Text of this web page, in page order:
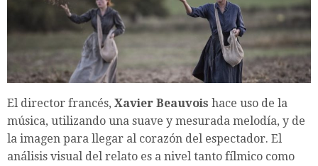
El director francés, Xavier Beauvois hace uso de la
música, utilizando una suave y mesurada melodía, y de
la imagen para llegar al corazón del espectador. El
análisis visual del relato es a nivel tanto fílmico como